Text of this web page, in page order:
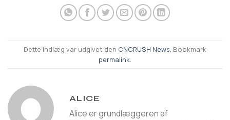
Dette indlæg var udgivet den CNCRUSH News. Bookmark
permalink.
ALICE
Alice er grundlæggeren af